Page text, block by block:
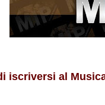
iscriversi al